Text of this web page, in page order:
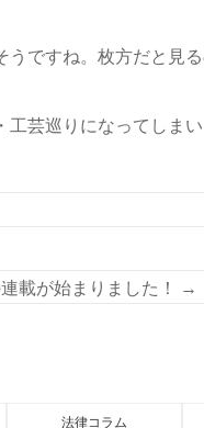
うですね。枚方だと見
工芸巡りになってしま
載が始まりました！ →
法律コラム